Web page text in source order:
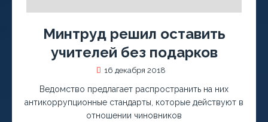
Минтруд решил оставить
учителей без подарков
16 декабря 2018
Ведомство предлагает распространить на них
антикоррупционные стандарты, которые действуют в
отношении чиновников